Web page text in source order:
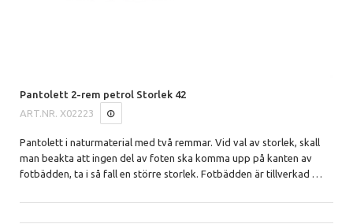
Pantolett 2-rem petrol Storlek 42
ART.NR. X02223
Pantolett i naturmaterial med två remmar. Vid val av storlek, skall
man beakta att ingen del av foten ska komma upp på kanten av
fotbädden, ta i så fall en större storlek. Fotbädden är tillverkad …